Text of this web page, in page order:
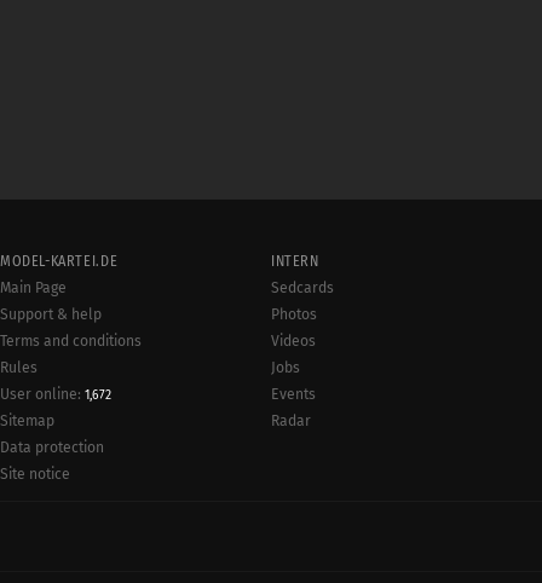
MODEL-KARTEI.DE
Main Page
Support & help
Terms and conditions
Rules
User online: 1,672
Sitemap
Data protection
Site notice
INTERN
Sedcards
Photos
Videos
Jobs
Events
Radar